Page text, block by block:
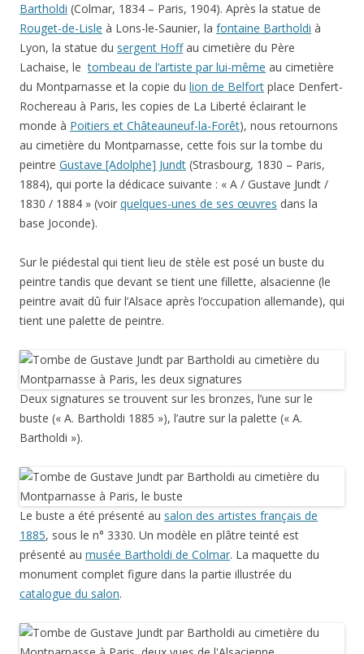
Bartholdi (Colmar, 1834 – Paris, 1904). Après la statue de
Rouget-de-Lisle à Lons-le-Saunier, la fontaine Bartholdi à
Lyon, la statue du sergent Hoffau cimetière du Père
Lachaise, letombeau de l’artiste par lui-même au cimetière
du Montparnasse et la copie du lion de Belfort place Denfert-
Rochereau à Paris, les copies de La Liberté éclairant le
monde à Poitiers et Châteauneuf-la-Forêt), nous retournons
au cimetière du Montparnasse, cette fois sur la tombe du
peintre Gustave [Adolphe] Jundt (Strasbourg, 1830 – Paris,
1884), qui porte la dédicace suivante : « A / Gustave Jundt /
1830 / 1884 » (voir quelques-unes de ses œuvres dans la
base Joconde).
Sur le piédestal qui tient lieu de stèle est posé un buste du
peintre tandis que devant se tient une fillette, alsacienne (le
peintre avait dû fuir l’Alsace après l’occupation allemande), qui
tient une palette de peintre.
Deux signatures se trouvent sur les bronzes, l’une sur le
buste (« A. Bartholdi 1885 »), l’autre sur la palette (« A.
Bartholdi »).
Le buste a été présenté au salon des artistes français de
1885, sous le n° 3330. Un modèle en plâtre teinté est
présenté au musée Bartholdi de Colmar. La maquette du
monument complet figure dans la partie illustrée du
catalogue du salon.